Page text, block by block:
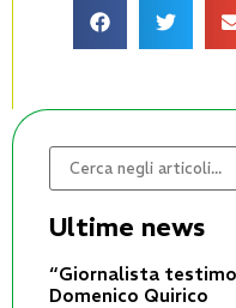
Ultime news
“Giornalista
Domenico Quirico